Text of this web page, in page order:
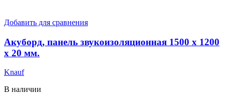
Добавить для сравнения
Акуборд, панель звукоизоляционная 1500 х 1200
х 20 мм.
Knauf
В наличии